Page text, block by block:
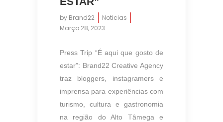
by Brand22
Noticias
Março 28, 2023
Press Trip “É aqui que gosto de
estar”: Brand22 Creative Agency
traz bloggers, instagramers e
imprensa para experiências com
turismo, cultura e gastronomia
na região do Alto Tâmega e